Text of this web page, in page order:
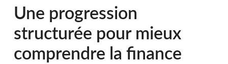
Une progression
structurée pour mieux
comprendre la finance